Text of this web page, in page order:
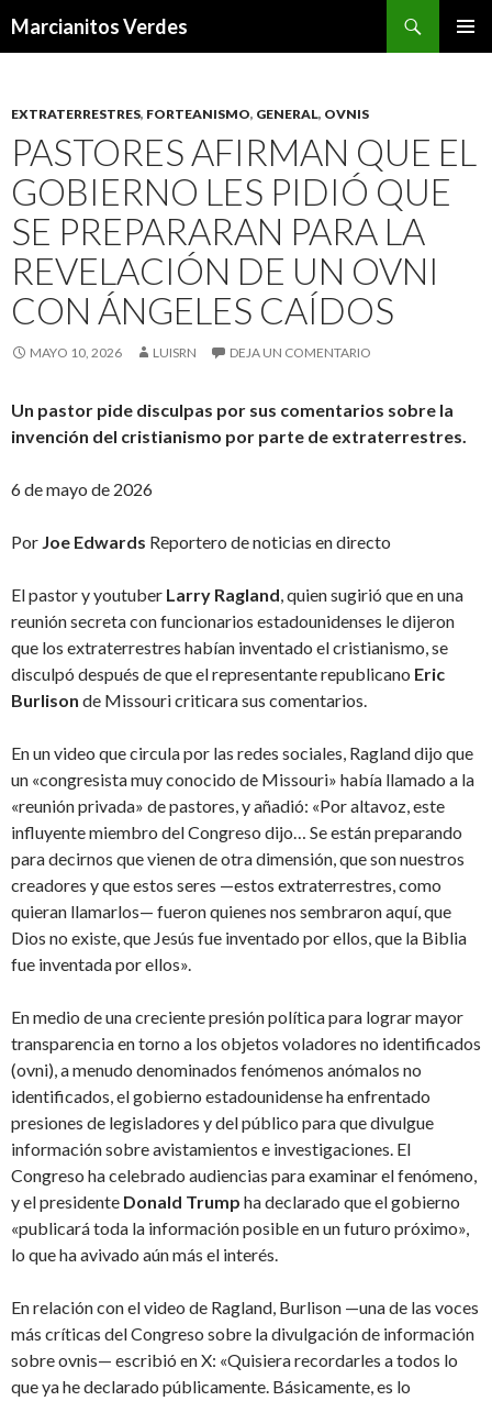
Marcianitos Verdes
EXTRATERRESTRES, FORTEANISMO, GENERAL, OVNIS
PASTORES AFIRMAN QUE EL
GOBIERNO LES PIDIÓ QUE
SE PREPARARAN PARA LA
REVELACIÓN DE UN OVNI
CON ÁNGELES CAÍDOS
MAYO 10, 2026 LUISRN DEJA UN COMENTARIO
Un pastor pide disculpas por sus comentarios sobre la
invención del cristianismo por parte de extraterrestres.
6 de mayo de 2026
Por Joe Edwards Reportero de noticias en directo
El pastor y youtuber Larry Ragland, quien sugirió que en una
reunión secreta con funcionarios estadounidenses le dijeron
que los extraterrestres habían inventado el cristianismo, se
disculpó después de que el representante republicano Eric
Burlison de Missouri criticara sus comentarios.
En un video que circula por las redes sociales, Ragland dijo que
un «congresista muy conocido de Missouri» había llamado a la
«reunión privada» de pastores, y añadió: «Por altavoz, este
influyente miembro del Congreso dijo… Se están preparando
para decirnos que vienen de otra dimensión, que son nuestros
creadores y que estos seres —estos extraterrestres, como
quieran llamarlos— fueron quienes nos sembraron aquí, que
Dios no existe, que Jesús fue inventado por ellos, que la Biblia
fue inventada por ellos».
En medio de una creciente presión política para lograr mayor
transparencia en torno a los objetos voladores no identificados
(ovni), a menudo denominados fenómenos anómalos no
identificados, el gobierno estadounidense ha enfrentado
presiones de legisladores y del público para que divulgue
información sobre avistamientos e investigaciones. El
Congreso ha celebrado audiencias para examinar el fenómeno,
y el presidente Donald Trump ha declarado que el gobierno
«publicará toda la información posible en un futuro próximo»,
lo que ha avivado aún más el interés.
En relación con el video de Ragland, Burlison —una de las voces
más críticas del Congreso sobre la divulgación de información
sobre ovnis— escribió en X: «Quisiera recordarles a todos lo
que ya he declarado públicamente. Básicamente, es lo